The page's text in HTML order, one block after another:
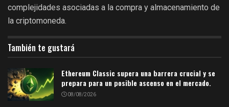
complejidades asociadas a la compra y almacenamiento de
la criptomoneda.
También te gustará
Ethereum Classic supera una barrera crucial y se
prepara para un posible ascenso en el mercado.
08/08/2026